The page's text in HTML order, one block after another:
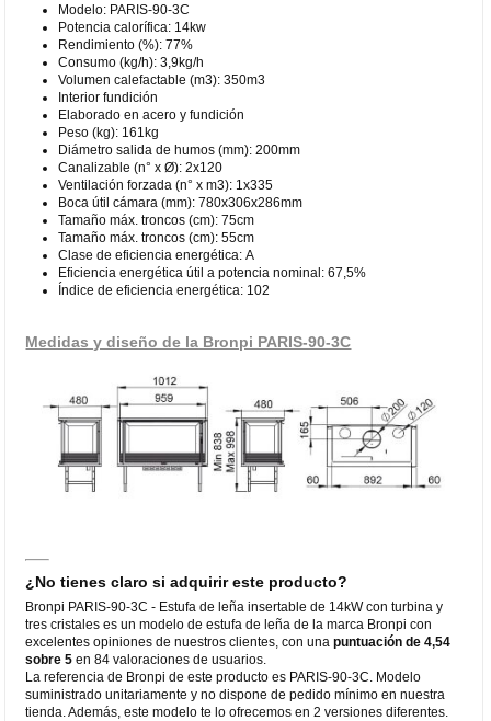
Modelo: PARIS-90-3C
Potencia calorífica: 14kw
Rendimiento (%): 77%
Consumo (kg/h): 3,9kg/h
Volumen calefactable (m3): 350m3
Interior fundición
Elaborado en acero y fundición
Peso (kg): 161kg
Diámetro salida de humos (mm): 200mm
Canalizable (n° x Ø): 2x120
Ventilación forzada (n° x m3): 1x335
Boca útil cámara (mm): 780x306x286mm
Tamaño máx. troncos (cm): 75cm
Tamaño máx. troncos (cm): 55cm
Clase de eficiencia energética: A
Eficiencia energética útil a potencia nominal: 67,5%
Índice de eficiencia energética: 102
Medidas y diseño de la Bronpi PARIS-90-3C
¿No tienes claro si adquirir este producto?
Bronpi PARIS-90-3C - Estufa de leña insertable de 14kW con turbina y
tres cristales es un modelo de estufa de leña de la marca Bronpi con
excelentes opiniones de nuestros clientes, con unapuntuación de 4,54
sobre 5 en 84 valoraciones de usuarios.
La referencia de Bronpi de este producto es PARIS-90-3C. Modelo
suministrado unitariamente y no dispone de pedido mínimo en nuestra
tienda. Además, este modelo te lo ofrecemos en 2 versiones diferentes.